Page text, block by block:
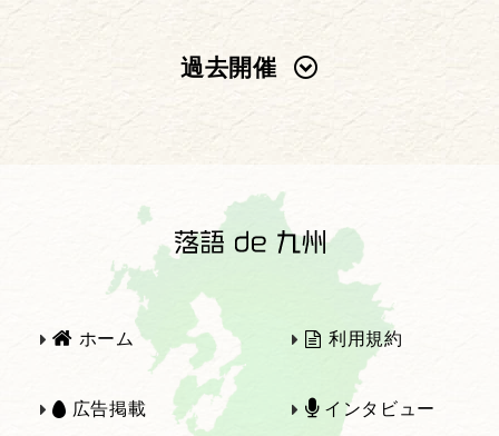
過去開催
2022年
2021年 2020年
2019年 2018年
ホーム 利用規約
広告掲載 インタビュー